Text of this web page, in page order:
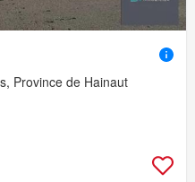
Province de Hainaut